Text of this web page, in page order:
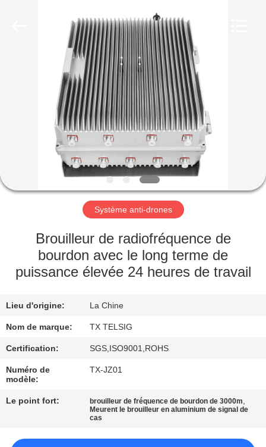
MAISON
PRODUITS
DE
NOUS
VISITE
D'USINE
DE
QUALITÉ
CONTACTEZ-
NOUS
NOUVELLES
Système anti-drones
Brouilleur de radiofréquence de
bourdon avec le long terme de
puissance élevée 24 heures de travail
Lieu d'origine: La Chine
Nom de marque: TX TELSIG
Certification: SGS,ISO9001,ROHS
Numéro de
modèle:
TX-JZ01
Le point fort: brouilleur de fréquence de bourdon de 3000m,
Meurent le brouilleur en aluminium de signal de
cas